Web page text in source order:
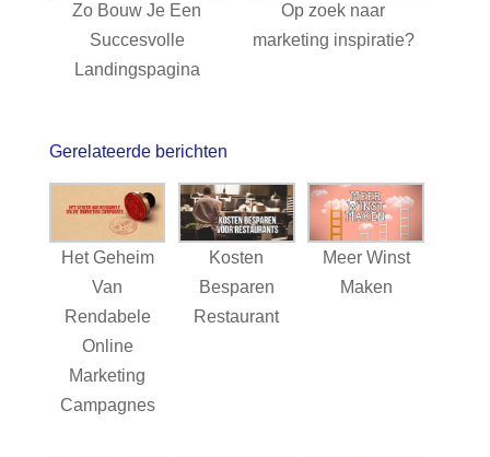
Zo Bouw Je Een
Succesvolle
Landingspagina
Op zoek naar
marketing inspiratie?
Gerelateerde berichten
Het Geheim
Van
Rendabele
Online
Marketing
Campagnes
Kosten
Besparen
Restaurant
Meer Winst
Maken